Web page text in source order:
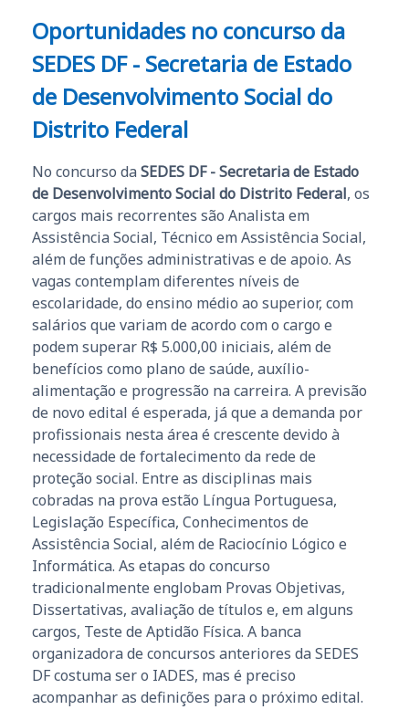
Oportunidades no concurso da
SEDES DF - Secretaria de Estado
de Desenvolvimento Social do
Distrito Federal
No concurso da SEDES DF - Secretaria de Estado
de Desenvolvimento Social do Distrito Federal, os
cargos mais recorrentes são Analista em
Assistência Social, Técnico em Assistência Social,
além de funções administrativas e de apoio. As
vagas contemplam diferentes níveis de
escolaridade, do ensino médio ao superior, com
salários que variam de acordo com o cargo e
podem superar R$ 5.000,00 iniciais, além de
benefícios como plano de saúde, auxílio-
alimentação e progressão na carreira. A previsão
de novo edital é esperada, já que a demanda por
profissionais nesta área é crescente devido à
necessidade de fortalecimento da rede de
proteção social. Entre as disciplinas mais
cobradas na prova estão Língua Portuguesa,
Legislação Específica, Conhecimentos de
Assistência Social, além de Raciocínio Lógico e
Informática. As etapas do concurso
tradicionalmente englobam Provas Objetivas,
Dissertativas, avaliação de títulos e, em alguns
cargos, Teste de Aptidão Física. A banca
organizadora de concursos anteriores da SEDES
DF costuma ser o IADES, mas é preciso
acompanhar as definições para o próximo edital.